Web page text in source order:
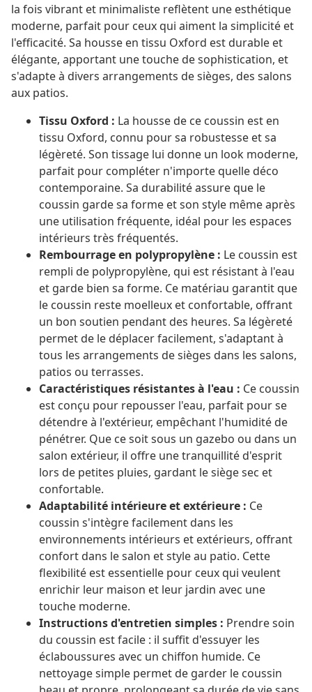
la fois vibrant et minimaliste reflètent une esthétique
moderne, parfait pour ceux qui aiment la simplicité et
l'efficacité. Sa housse en tissu Oxford est durable et
élégante, apportant une touche de sophistication, et
s'adapte à divers arrangements de sièges, des salons
aux patios.
Tissu Oxford : La housse de ce coussin est en
tissu Oxford, connu pour sa robustesse et sa
légèreté. Son tissage lui donne un look moderne,
parfait pour compléter n'importe quelle déco
contemporaine. Sa durabilité assure que le
coussin garde sa forme et son style même après
une utilisation fréquente, idéal pour les espaces
intérieurs très fréquentés.
Rembourrage en polypropylène : Le coussin est
rempli de polypropylène, qui est résistant à l'eau
et garde bien sa forme. Ce matériau garantit que
le coussin reste moelleux et confortable, offrant
un bon soutien pendant des heures. Sa légèreté
permet de le déplacer facilement, s'adaptant à
tous les arrangements de sièges dans les salons,
patios ou terrasses.
Caractéristiques résistantes à l'eau : Ce coussin
est conçu pour repousser l'eau, parfait pour se
détendre à l'extérieur, empêchant l'humidité de
pénétrer. Que ce soit sous un gazebo ou dans un
salon extérieur, il offre une tranquillité d'esprit
lors de petites pluies, gardant le siège sec et
confortable.
Adaptabilité intérieure et extérieure : Ce
coussin s'intègre facilement dans les
environnements intérieurs et extérieurs, offrant
confort dans le salon et style au patio. Cette
flexibilité est essentielle pour ceux qui veulent
enrichir leur maison et leur jardin avec une
touche moderne.
Instructions d'entretien simples : Prendre soin
du coussin est facile : il suffit d'essuyer les
éclaboussures avec un chiffon humide. Ce
nettoyage simple permet de garder le coussin